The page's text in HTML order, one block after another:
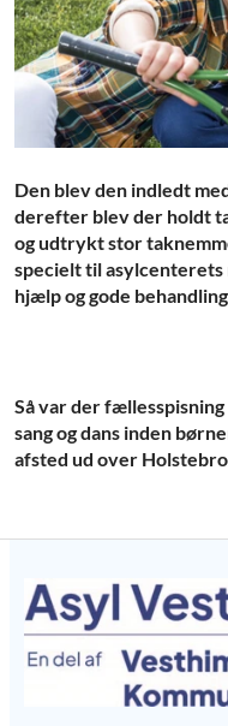
Den blev den indledt
derefter blev der holdt
og udtrykt stor
specielt til
hjælp og gode
Så var der
sang og dans inden
afsted ud over